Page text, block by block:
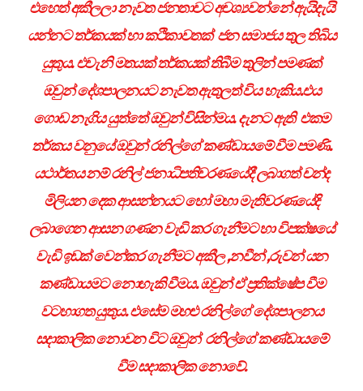
එහෙත් අකීලලා නැවත ජනතාවට අවශ්‍යවන්නේ ඇයිදැයි
යන්නට තර්කයක් හා කථිකාවතක් ජන සමාජය තුල තිබිය
යුතුය. එවැනි මතයක් තර්කයක් තිබීම තුලින් පමණක්
ඔවුන් දේශපාලනයට නැවත ඇතුලත් විය හැකිය.එය
ගොඩ නැගිය යුත්තේ ඔවුන් විසින්මය. දැනට ඇති එකම
තර්කය වනුයේ ඔවුන් රනිල්ගේ කණ්ඩායමේ වීම පමණි.
යථාර්තය නම් රනිල් ජනාධිපතිවරණයේදී ලබාගත් චන්ද
මිලියන දෙක ආසන්නයට හෝ මහා මැතිවරණයේදි
ලබාගෙන ආසන ගණන වැඩි කර ගැනීමට හා විපක්ෂයේ
වැඩි ඉඩක් වෙන්කර ගැනීමට අකීල ,නවීන් ,රුවන් යන
කණ්ඩායමට නොහැකි වීමය. ඔවුන් ඒ ප්‍රතික්ෂේප වීම
වටහාගත යුතුය. එසේම මහළු රනිල්ගේ දේශපාලනය
සදාකාලික නොවන විට ඔවුන් රනිල්ගේ කණ්ඩායමේ
වීම සදාකාලික නොවේ.